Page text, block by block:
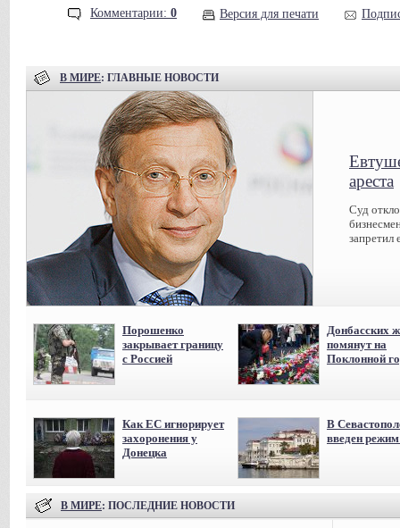
Комментарии: 0 Версия для печати
В МИРЕ: ГЛАВНЫЕ НОВОСТИ
ареста
Суд
запретил
Порошенко
закрывает границу
с Россией
Донбасских
помянут на
Поклонной
Как ЕС игнорирует
захоронения у
Донецка
В
введен
В МИРЕ: ПОСЛЕДНИЕ НОВОСТИ